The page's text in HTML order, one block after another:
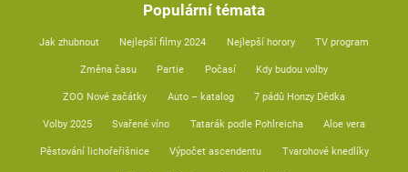
Populární témata
Jak zhubnout Nejlepší filmy 2024 Nejlepší horory TV program
Změna času Partie Počasí Kdy budou volby
ZOO Nové začátky Auto – katalog 7 pádů Honzy Dědka
Volby 2025 Svařené víno Tatarák podle Pohlreicha Aloe vera
Pěstování lichořeřišnice Výpočet ascendentu Tvarohové knedlíky